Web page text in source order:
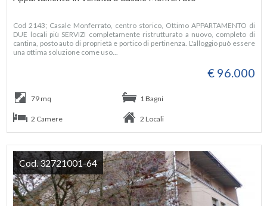
Cod 2143; Casale Monferrato, centro storico, Ottimo APPARTAMENTO di
DUE locali più SERVIZI completamente ristrutturato a nuovo, completo di
cantina, posto auto di proprietà e portico di pertinenza. L'alloggio può essere
una ottima soluzione come uso...
€ 96.000
79 mq 1 Bagni
2 Camere 2 Locali
Cod. 32721001-64